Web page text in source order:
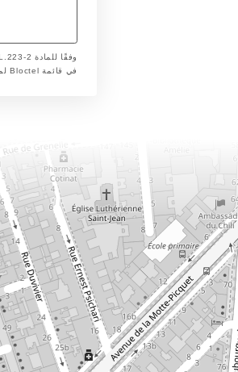
في قائمة Bloctel لمعارضة التسويق الهاتفي: